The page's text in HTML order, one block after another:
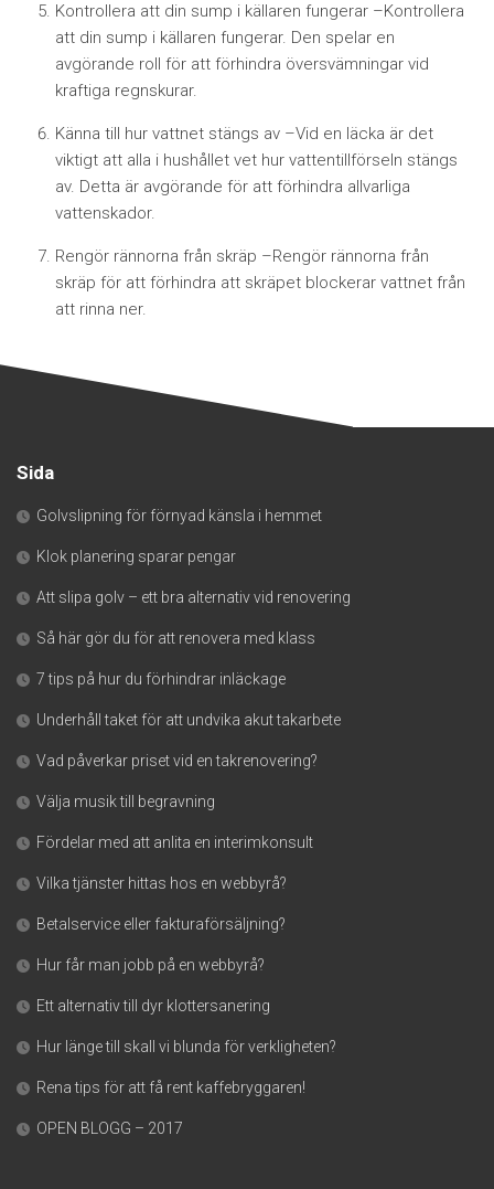
Kontrollera att din sump i källaren fungerar –Kontrollera
att din sump i källaren fungerar. Den spelar en
avgörande roll för att förhindra översvämningar vid
kraftiga regnskurar.
Känna till hur vattnet stängs av –Vid en läcka är det
viktigt att alla i hushållet vet hur vattentillförseln stängs
av. Detta är avgörande för att förhindra allvarliga
vattenskador.
Rengör rännorna från skräp –Rengör rännorna från
skräp för att förhindra att skräpet blockerar vattnet från
att rinna ner.
Sida
Golvslipning för förnyad känsla i hemmet
Klok planering sparar pengar
Att slipa golv – ett bra alternativ vid renovering
Så här gör du för att renovera med klass
7 tips på hur du förhindrar inläckage
Underhåll taket för att undvika akut takarbete
Vad påverkar priset vid en takrenovering?
Välja musik till begravning
Fördelar med att anlita en interimkonsult
Vilka tjänster hittas hos en webbyrå?
Betalservice eller fakturaförsäljning?
Hur får man jobb på en webbyrå?
Ett alternativ till dyr klottersanering
Hur länge till skall vi blunda för verkligheten?
Rena tips för att få rent kaffebryggaren!
OPEN BLOGG – 2017